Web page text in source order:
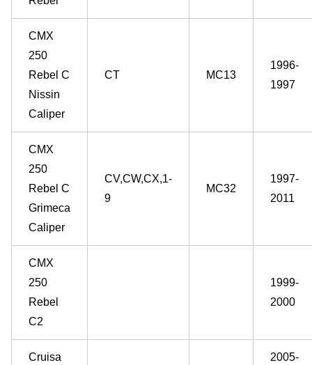
CMX
250
Rebel C
Nissin
Caliper
CT MC13
1996-
1997
CMX
250
Rebel C
Grimeca
Caliper
CV,CW,CX,1-
9
MC32
1997-
2011
CMX
250
Rebel
C2
1999-
2000
Cruisa
2005-